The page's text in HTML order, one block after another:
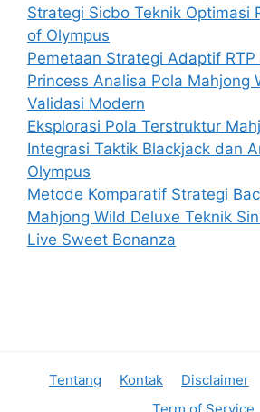
Strategi Sicbo Teknik Optimasi
of Olympus
Pemetaan Strategi Adaptif
Princess Analisa Pola Mahjong
Validasi Modern
Eksplorasi Pola Terstruktur
Integrasi Taktik Blackjack dan
Olympus
Metode Komparatif Strategi
Mahjong Wild Deluxe Teknik
Live Sweet Bonanza
Tentang Kontak Disclaimer